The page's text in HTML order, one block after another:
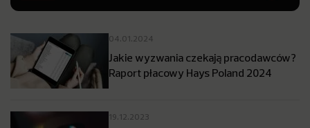
04.01.2024
Jakie wyzwania czekają pracodawców?
Raport płacowy Hays Poland 2024
19.12.2023